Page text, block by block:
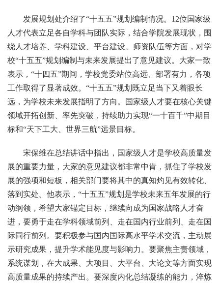
发展规划处介绍了“十五五”规划编制情况。12位国家级
人才代表立足各自学科与团队实际，结合学院发展现状，围
绕人才培养、学科建设、平台建设、师资队伍等方面，对学
校“十五五”规划编制与未来发展提出了意见建议。大家一致
表示，“十四五”期间，学校党委站位高远、部署有力，各项
工作取得了显著成效。“十五五”规划既立足当下又着眼长
远，为学校未来发展指明了方向。国家级人才要在核心关键
领域开拓创新、率先突破，持续助力实现“一十百千”中期目
标和“天下工大、世界三航”远景目标。
宋保维在总结讲话中指出，国家级人才是学校高质量发
展的重要力量，大家的意见建议都非常中肯，抓住了学校发
展的强项和短板，相关部门要将其中的真知灼见有效转化、
落到实处。他表示，“十五五”规划是学校未来五年发展的行
动纲领，希望大家锚定目标，继续向成为国家战略人才奋
进，要勇于走在学科领域前列、走在国内行业前列、走在国
际同行前列。要积极参与国内国际高水平学术交流，主动展
示研究成果，提升学术能见度与影响力。要聚焦主责领域，
系统谋划，在大成果、大项目、大平台、大论文等方面实现
高质量成果的持续产出。要深度内化总结凝练的能力，淬炼